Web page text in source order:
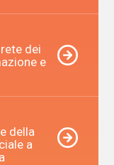
dei
e
della
a